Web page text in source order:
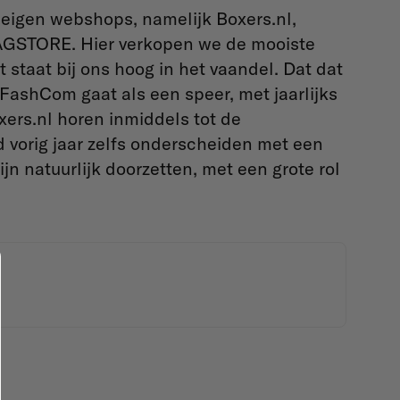
webshops, namelijk Boxers.nl,
Hier verkopen we de mooiste
bij ons hoog in het vaandel. Dat dat
gaat als een speer, met jaarlijks
horen inmiddels tot de
jaar zelfs onderscheiden met een
natuurlijk doorzetten, met een grote rol